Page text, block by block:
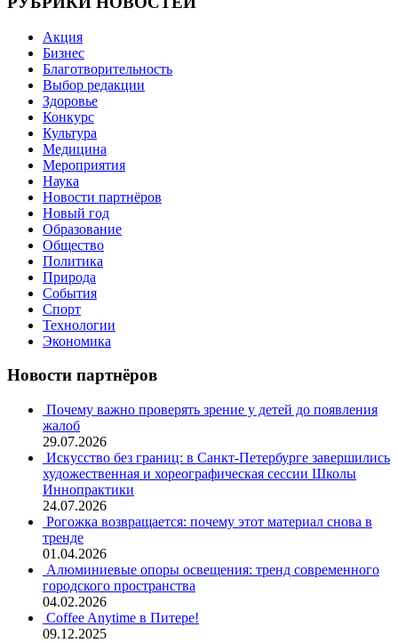
Акция
Бизнес
Благотворительность
Выбор редакции
Здоровье
Конкурс
Культура
Медицина
Мероприятия
Наука
Новости партнёров
Новый год
Образование
Общество
Политика
Природа
События
Спорт
Технологии
Экономика
Новости партнёров
Почему важно проверять зрение у детей до появления
жалоб
29.07.2026
Искусство без границ: в Санкт-Петербурге завершились
художественная и хореографическая сессии Школы
Иннопрактики
24.07.2026
Рогожка возвращается: почему этот материал снова в
тренде
01.04.2026
Алюминиевые опоры освещения: тренд современного
городского пространства
04.02.2026
Coffee Anytime в Питере!
09.12.2025